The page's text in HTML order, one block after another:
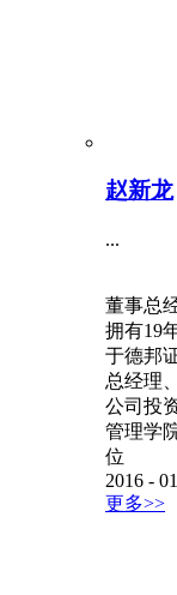
赵新龙
...
董事总
拥有19
于德邦
总经理
公司投
管理学
位
2016 - 01
更多>>